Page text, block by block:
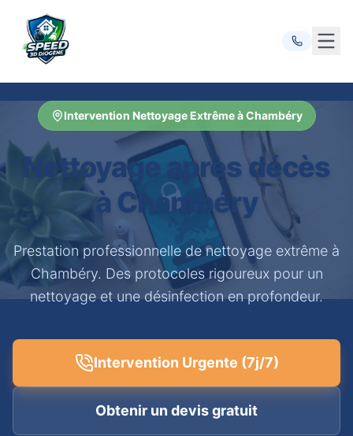
Intervention Nettoyage Extrême à Chambéry
Nettoyage après décès
à Chambéry
Prestation professionnelle de nettoyage extrême à
Chambéry. Des protocoles rigoureux pour un
nettoyage et une désinfection en profondeur.
Intervention Urgente (7j/7)
Obtenir un devis gratuit